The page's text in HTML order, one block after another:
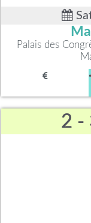
Palais des
2 -